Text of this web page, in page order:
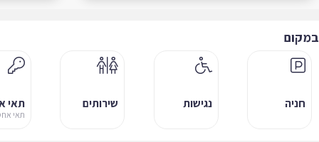
חניה נגישות שירותים תאי
תאי אחסון